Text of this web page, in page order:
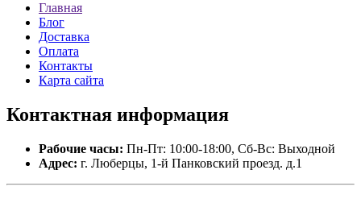
Главная
Блог
Доставка
Оплата
Контакты
Карта сайта
Контактная информация
Рабочие часы: Пн-Пт: 10:00-18:00, Сб-Вс: Выходной
Адрес: г. Люберцы, 1-й Панковский проезд. д.1